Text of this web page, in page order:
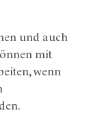
und auch
mit
wenn